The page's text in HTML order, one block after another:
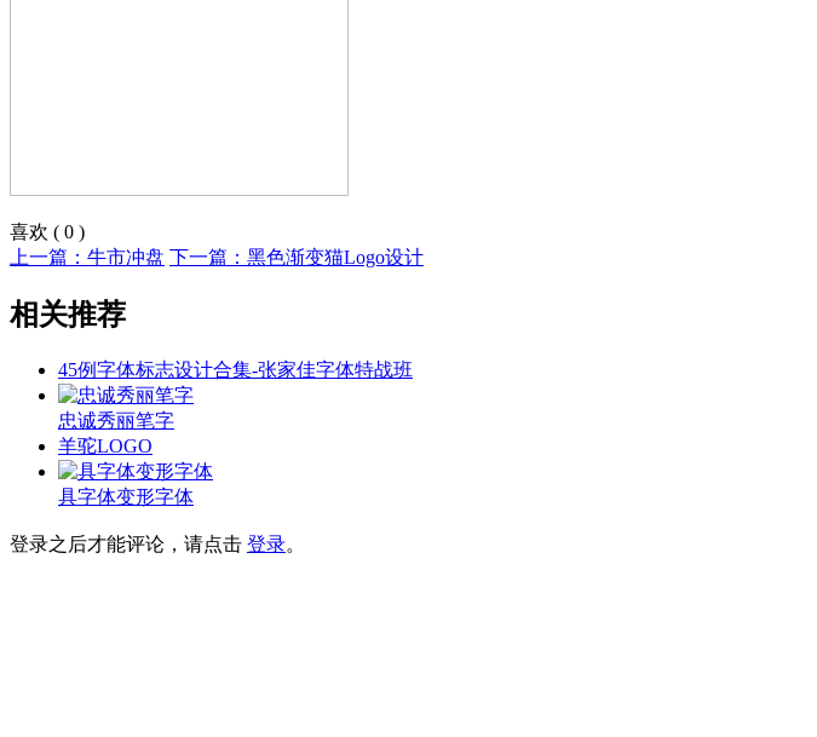
喜欢 ( 0 )
上一篇：牛市冲盘 下一篇：黑色渐变猫Logo设计
相关推荐
45例字体标志设计合集-张家佳字体特战班
忠诚秀丽笔字
羊驼LOGO
具字体变形字体
登录之后才能评论，请点击 登录。